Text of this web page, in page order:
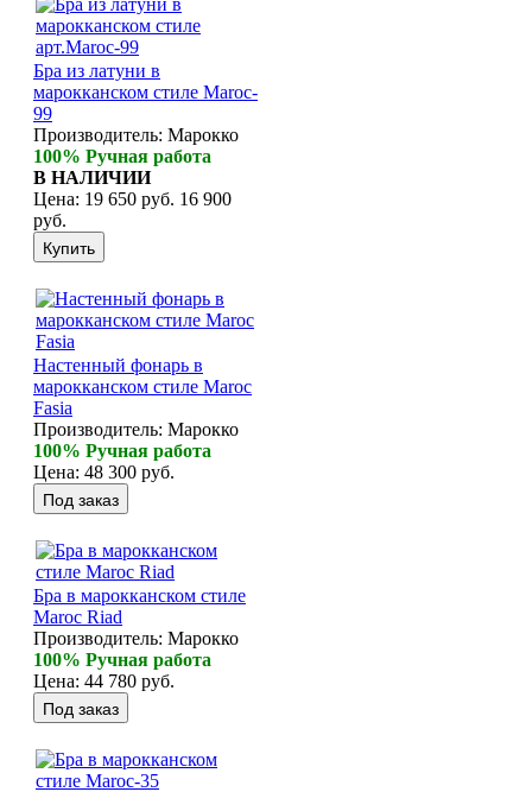
Подушки
Салфетницы
Свечи и подсвечники
Сундуки
Хлопковые
Шерстяные
ПОСУДА
Тажины
Сахарницы, конфетницы,
фруктовницы
Пиалы, чаши, салатники
ДОСТАВКА и ОПЛАТА
КОНТАКТЫ
Бра из латуни в
марокканском стиле Maroc-
99
Производитель: Марокко
100% Ручная работа
В НАЛИЧИИ
Цена: 19 650 руб. 16 900
руб.
Настенный фонарь в
марокканском стиле Maroc
Fasia
Производитель: Марокко
100% Ручная работа
Цена: 48 300 руб.
Бра в марокканском стиле
Maroc Riad
Производитель: Марокко
100% Ручная работа
Цена: 44 780 руб.